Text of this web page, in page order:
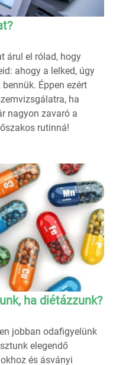
árul el rólad, hogy
ahogy a lelked, úgy
Éppen ezért
ha
nagyon zavaró a
rutinná!
ha diétázzunk?
jobban odafigyelünk
elegendő
és ásványi